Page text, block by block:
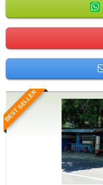
BEST SELLER